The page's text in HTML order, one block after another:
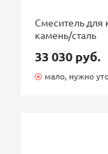
Смеситель для
камень/сталь
33 030 руб.
мало, нужно